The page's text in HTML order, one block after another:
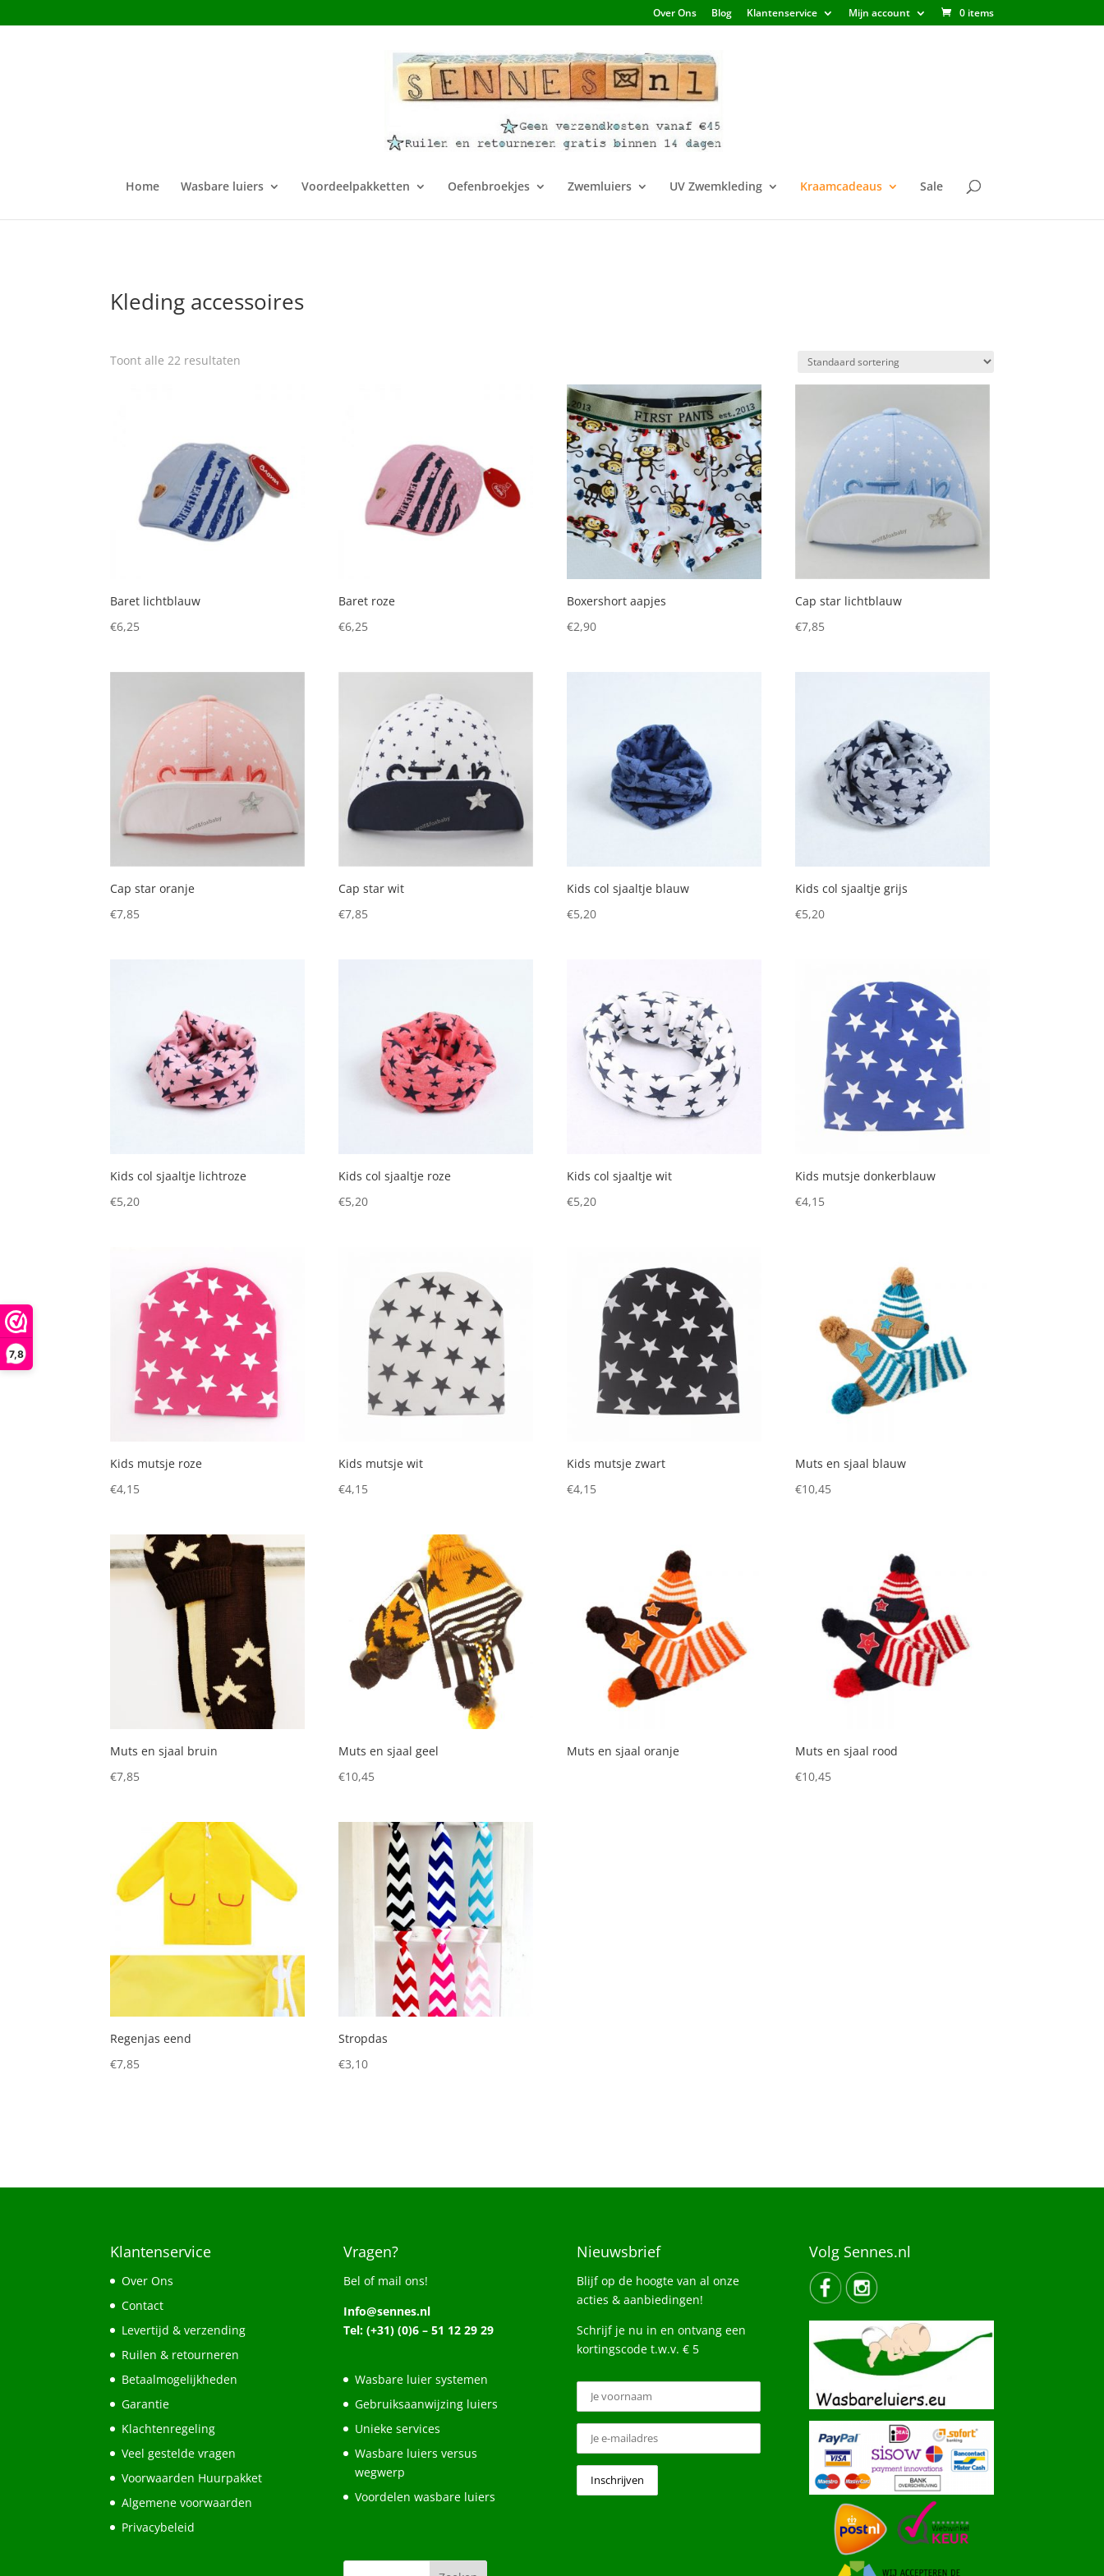
7,8
Over Ons Blog Klantenservice Mijn account 0 items
Home Wasbare luiers Voordeelpakketten Oefenbroekjes Zwemluiers UV Zwemkleding Kraamcadeaus Sale
Kleding accessoires
Toont alle 22 resultaten
Baret lichtblauw
€6,25
Baret roze
€6,25
Boxershort aapjes
€2,90
Cap star lichtblauw
€7,85
Cap star oranje
€7,85
Cap star wit
€7,85
Kids col sjaaltje blauw
€5,20
Kids col sjaaltje grijs
€5,20
Kids col sjaaltje lichtroze
€5,20
Kids col sjaaltje roze
€5,20
Kids col sjaaltje wit
€5,20
Kids mutsje donkerblauw
€4,15
Kids mutsje roze
€4,15
Kids mutsje wit
€4,15
Kids mutsje zwart
€4,15
Muts en sjaal blauw
€10,45
Muts en sjaal bruin
€7,85
Muts en sjaal geel
€10,45
Muts en sjaal oranje
Muts en sjaal rood
€10,45
Regenjas eend
€7,85
Stropdas
€3,10
Klantenservice
Over Ons
Contact
Levertijd & verzending
Ruilen & retourneren
Betaalmogelijkheden
Garantie
Klachtenregeling
Veel gestelde vragen
Voorwaarden Huurpakket
Algemene voorwaarden
Privacybeleid
Vragen?
Bel of mail ons!
Info@sennes.nl
Tel: (+31) (0)6 – 51 12 29 29
Wasbare luier systemen
Gebruiksaanwijzing luiers
Unieke services
Wasbare luiers versus
wegwerp
Voordelen wasbare luiers
Nieuwsbrief
Blijf op de hoogte van al onze
acties & aanbiedingen!
Schrijf je nu in en ontvang een
kortingscode t.w.v. € 5
Volg Sennes.nl